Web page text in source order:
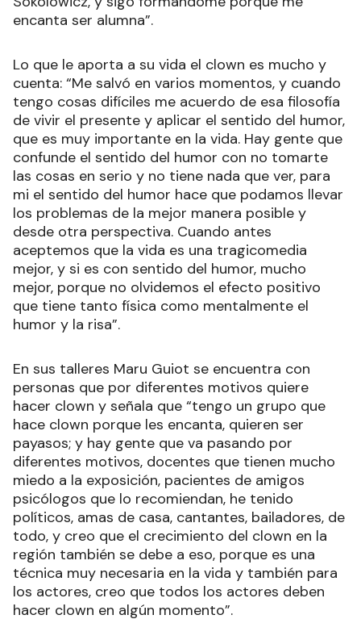
encanta ser alumna”.
Lo que le aporta a su vida el clown es mucho y
cuenta: “Me salvó en varios momentos, y cuando
tengo cosas difíciles me acuerdo de esa filosofía
de vivir el presente y aplicar el sentido del humor,
que es muy importante en la vida. Hay gente que
confunde el sentido del humor con no tomarte
las cosas en serio y no tiene nada que ver, para
mi el sentido del humor hace que podamos llevar
los problemas de la mejor manera posible y
desde otra perspectiva. Cuando antes
aceptemos que la vida es una tragicomedia
mejor, y si es con sentido del humor, mucho
mejor, porque no olvidemos el efecto positivo
que tiene tanto física como mentalmente el
humor y la risa”.
En sus talleres Maru Guiot se encuentra con
personas que por diferentes motivos quiere
hacer clown y señala que “tengo un grupo que
hace clown porque les encanta, quieren ser
payasos; y hay gente que va pasando por
diferentes motivos, docentes que tienen mucho
miedo a la exposición, pacientes de amigos
psicólogos que lo recomiendan, he tenido
políticos, amas de casa, cantantes, bailadores, de
todo, y creo que el crecimiento del clown en la
región también se debe a eso, porque es una
técnica muy necesaria en la vida y también para
los actores, creo que todos los actores deben
hacer clown en algún momento”.